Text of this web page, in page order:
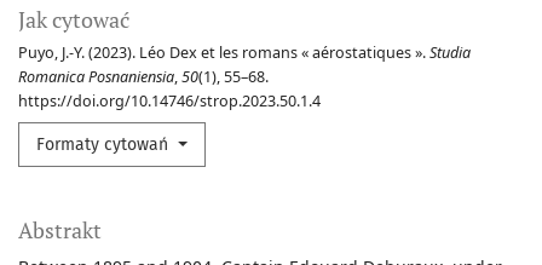
Jak cytować
Puyo, J.-Y. (2023). Léo Dex et les romans « aérostatiques ».Studia
Romanica Posnaniensia,50(1), 55–68.
https://doi.org/10.14746/strop.2023.50.1.4
Formaty cytowań
Abstrakt